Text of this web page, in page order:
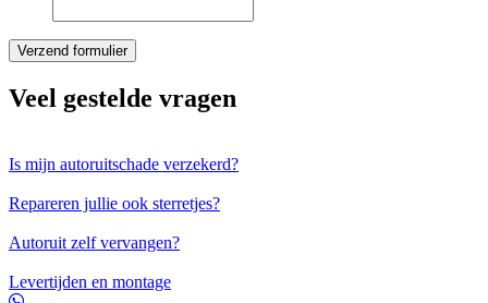
Veel gestelde vragen
Is mijn autoruitschade verzekerd?
Repareren jullie ook sterretjes?
Autoruit zelf vervangen?
Levertijden en montage